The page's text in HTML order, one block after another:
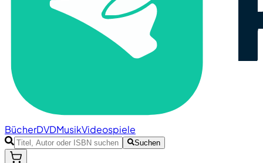
BücherDVDMusikVideospiele
Suchen